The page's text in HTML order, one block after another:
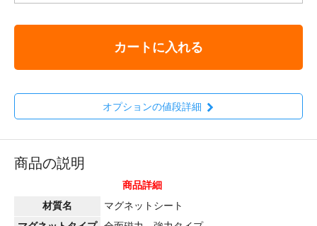
カートに入れる
オプションの値段詳細
商品の説明
商品詳細
材質名
マグネットシート